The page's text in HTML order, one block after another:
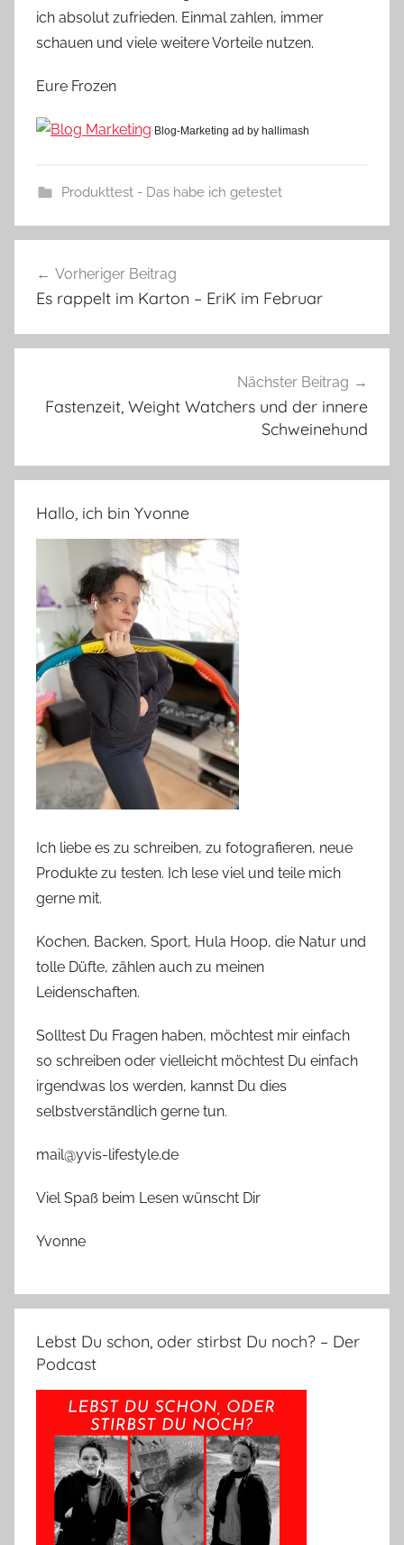
ich absolut zufrieden. Einmal zahlen, immer
schauen und viele weitere Vorteile nutzen.
Eure Frozen
Blog-Marketing ad by hallimash
Produkttest - Das habe ich getestet
Vorheriger Beitrag
Es rappelt im Karton – EriK im Februar
Nächster Beitrag
Fastenzeit, Weight Watchers und der innere
Schweinehund
Hallo, ich bin Yvonne
Ich liebe es zu schreiben, zu fotografieren, neue
Produkte zu testen. Ich lese viel und teile mich
gerne mit.
Kochen, Backen, Sport, Hula Hoop, die Natur und
tolle Düfte, zählen auch zu meinen
Leidenschaften.
Solltest Du Fragen haben, möchtest mir einfach
so schreiben oder vielleicht möchtest Du einfach
irgendwas los werden, kannst Du dies
selbstverständlich gerne tun.
mail@yvis-lifestyle.de
Viel Spaß beim Lesen wünscht Dir
Yvonne
Lebst Du schon, oder stirbst Du noch? – Der
Podcast